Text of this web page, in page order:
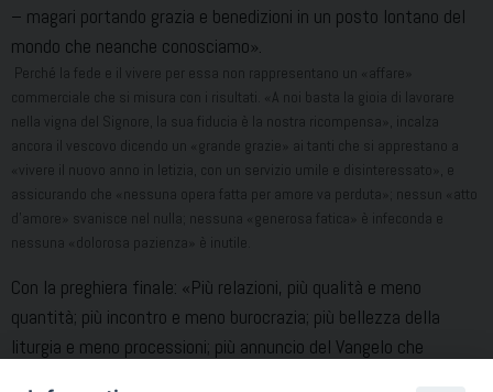
– magari portando grazia e benedizioni in un posto lontano del
mondo che neanche conosciamo».
Perché la fede e il vivere per essa non rappresentano un «affare»
commerciale che si misura con i risultati. «A noi basta la gioia di lavorare
nella vigna del Signore, la sua fiducia è la nostra ricompensa», incalza
ancora il vescovo dicendo un «grande grazie» ai tanti che si apprestano a
«vivere il nuovo anno in letizia, con un servizio umile e disinteressato», e
assicurando che «nessuna opera fatta per amore va perduta»; nessun «atto
d’amore» svanisce nel nulla; nessuna «generosa fatica» è infeconda e
nessuna «dolorosa pazienza» è inutile.
Con la preghiera finale: «Più relazioni, più qualità e meno
quantità; più incontro e meno burocrazia; più bellezza della
liturgia e meno processioni; più annuncio del Vangelo che